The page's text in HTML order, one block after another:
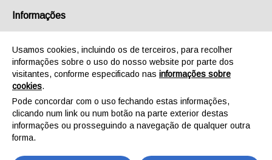
DECLARAÇÃO DE
CONFORMIDADE
Informações
Usamos cookies, incluindo os de terceiros, para recolher
informações sobre o uso do nosso website por parte dos
visitantes, conforme especificado nas informações sobre
cookies.
Pode concordar com o uso fechando estas informações,
clicando num link ou num botão na parte exterior destas
informações ou prosseguindo a navegação de qualquer outra
forma.